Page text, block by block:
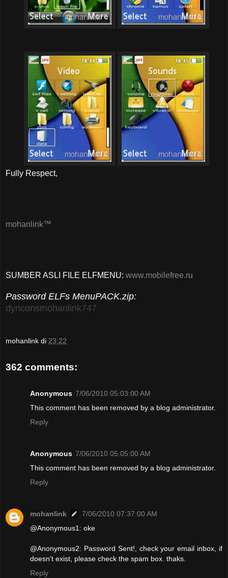
Fully Respect,
mohanlink™
SUMBER ASLI FILE ELFMENU: www.mobilefree.ru
Password ELFs MenuPACK.zip:
dynconsmohanlink747
mohanlink di 23:22
362 comments:
Anonymous 7/06/2010 05:03:00 AM
This comment has been removed by a blog administrator.
Reply
Anonymous 7/06/2010 05:05:00 AM
This comment has been removed by a blog administrator.
Reply
mohanlink
7/06/2010 07:37:00 AM
@Anonymous1: oke
@Anonymous2: Password Sent!, check your email inbox, if
doesn't exist, please check the spam box. thaks.
Reply